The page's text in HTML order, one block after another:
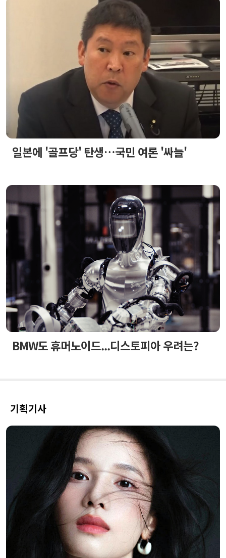
일본에 '골프당' 탄생…국민 여론 '싸늘'
BMW도 휴머노이드...디스토피아 우려는?
기획기사